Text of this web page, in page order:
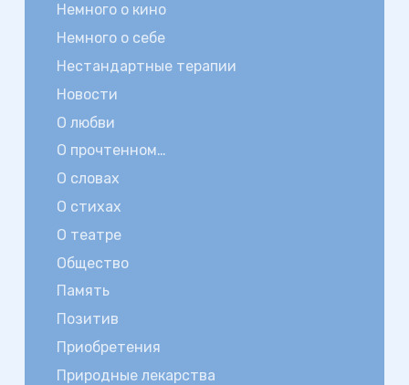
Немного о кино
Немного о себе
Нестандартные терапии
Новости
О любви
О прочтенном…
О словах
О стихах
О театре
Общество
Память
Позитив
Приобретения
Природные лекарства